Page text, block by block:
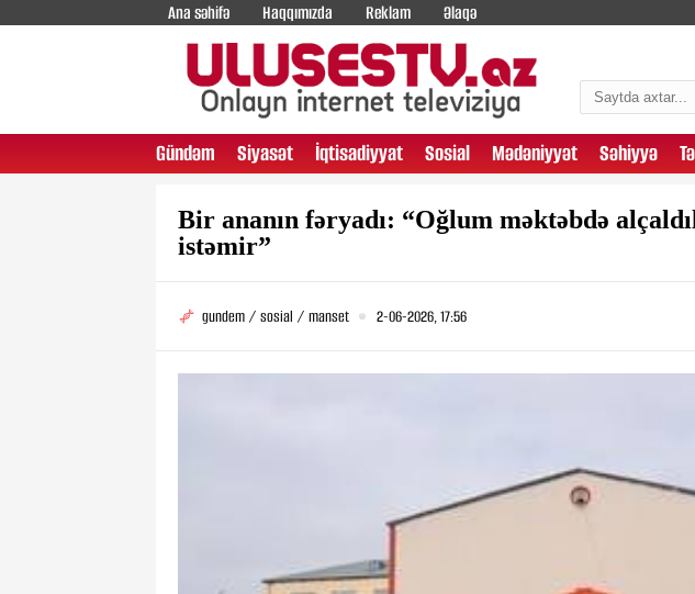
Ana səhifə Haqqımızda Reklam Əlaqə
Gündəm Siyasət İqtisadiyyat Sosial Mədəniyyət Səhiyyə
Bir ananın fəryadı: “Oğlum məktəbdə
istəmir”
gundem / sosial / manset 2-06-2026, 17:56